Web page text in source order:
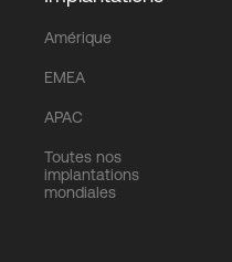
Amérique
EMEA
APAC
Toutes nos
implantations
mondiales